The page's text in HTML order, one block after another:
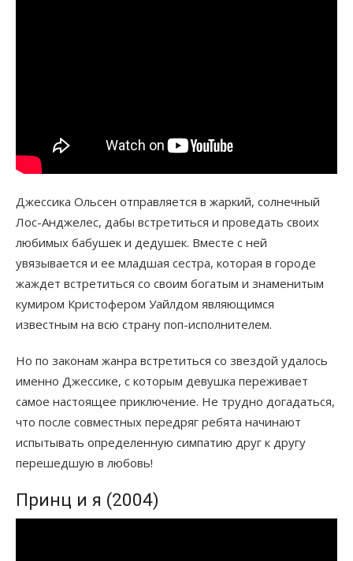
Джессика Ольсен отправляется в жаркий, солнечный
Лос-Анджелес, дабы встретиться и проведать своих
любимых бабушек и дедушек. Вместе с ней
увязывается и ее младшая сестра, которая в городе
жаждет встретиться со своим богатым и знаменитым
кумиром Кристофером Уайлдом являющимся
известным на всю страну поп-исполнителем.
Но по законам жанра встретиться со звездой удалось
именно Джессике, с которым девушка переживает
самое настоящее приключение. Не трудно догадаться,
что после совместных передряг ребята начинают
испытывать определенную симпатию друг к другу
перешедшую в любовь!
Принц и я (2004)